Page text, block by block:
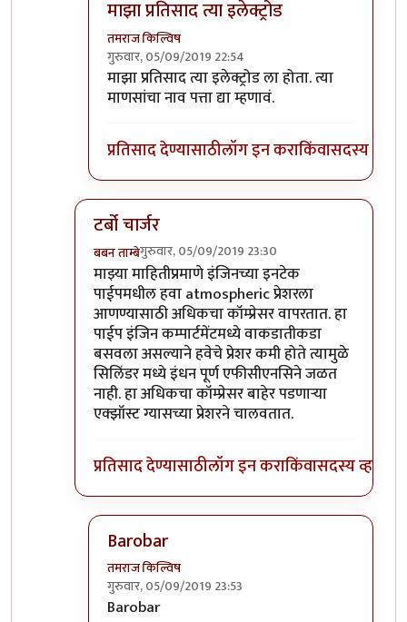
माझा प्रतिसाद त्या इलेक्ट्रोड
तमराज किल्विष
गुरुवार, 05/09/2019 22:54
In reply toकिल्विषजी,byभंकस बाबा
माझा प्रतिसाद त्या इलेक्ट्रोड ला होता. त्या
माणसांचा नाव पत्ता द्या म्हणावं.
प्रतिसाद देण्यासाठीलॉग इन कराकिंवासदस्य व्हा
टर्बो चार्जर
बबन ताम्बेगुरुवार, 05/09/2019 23:30
In reply toकिल्विषजी,byभंकस बाबा
माझ्या माहितीप्रमाणे इंजिनच्या इनटेक
पाईपमधील हवा atmospheric प्रेशरला
आणण्यासाठी अधिकचा कॉम्प्रेसर वापरतात. हा
पाईप इंजिन कम्पार्टमेंटमध्ये वाकडातीकडा
बसवला असल्याने हवेचे प्रेशर कमी होते त्यामुळे
सिलिंडर मध्ये इंधन पूर्ण एफीसीएनसिने जळत
नाही. हा अधिकचा कॉम्प्रेसर बाहेर पडणाऱ्या
एक्झॉस्ट ग्यासच्या प्रेशरने चालवतात.
प्रतिसाद देण्यासाठीलॉग इन कराकिंवासदस्य व्हा
Barobar
तमराज किल्विष
गुरुवार, 05/09/2019 23:53
In reply to
Barobar